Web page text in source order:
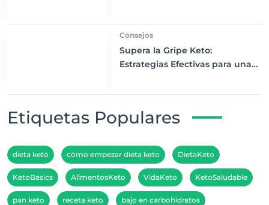
Consejos
Supera la Gripe Keto:
Estrategias Efectivas para una
Etiquetas Populares
dieta keto cómo empezar dieta keto DietaKeto
KetoBasics AlimentosKeto VidaKeto KetoSaludable
pan keto receta keto bajo en carbohidratos